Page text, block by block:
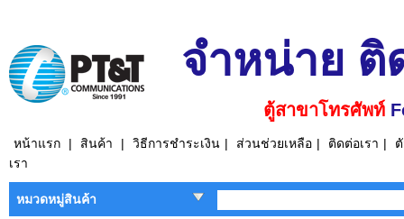
จำหน่าย ติ
ตู้สาขาโทรศัพท์
หน้าแรก | สินค้า | วิธีการชำระเงิน | ส่วนช่วยเหลือ | ติดต่อเรา |
เรา
หมวดหมู่สินค้า